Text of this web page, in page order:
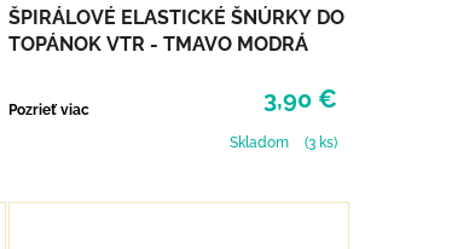
ŠPIRÁLOVÉ ELASTICKÉ ŠNÚRKY DO
TOPÁNOK VTR - TMAVO MODRÁ
3,90 €
Pozrieť viac
Skladom
(3 ks)